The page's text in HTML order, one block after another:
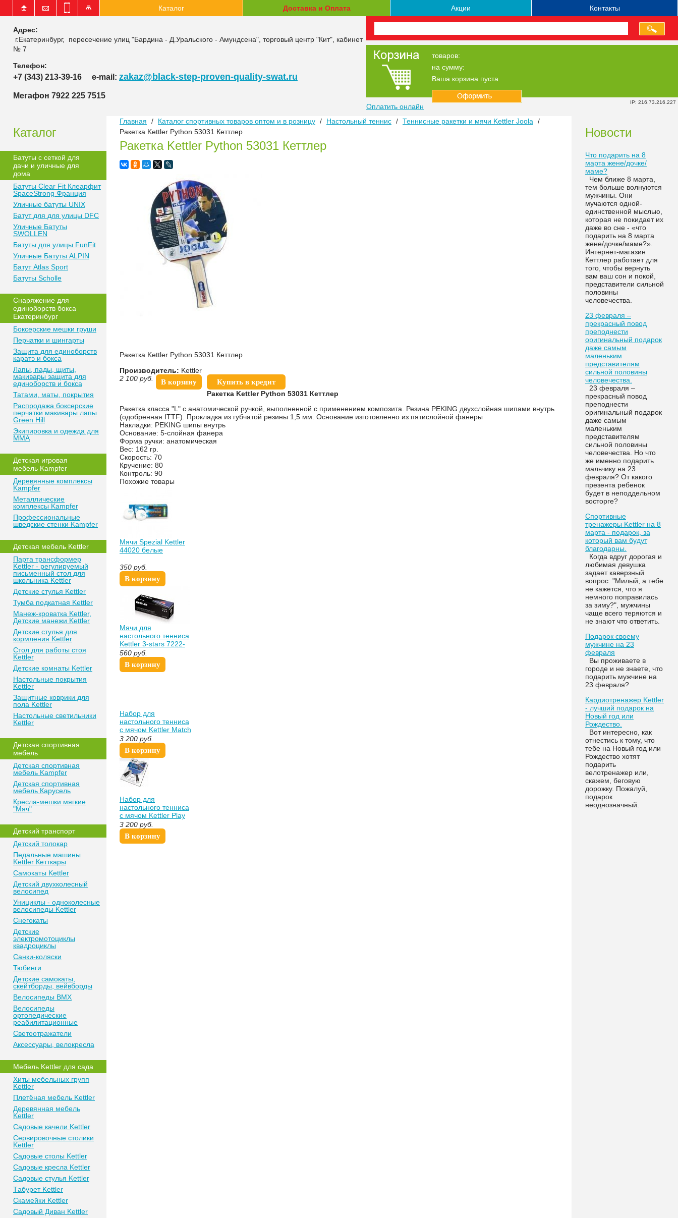
IP: 216.73.216.227
Каталог Доставка и Оплата Акции Контакты
Адрес:
г.Екатеринбург, пересечение улиц "Бардина - Д.Уральского - Амундсена", торговый центр "Кит", кабинет
№ 7
Телефон:
+7 (343) 213-39-16 e-mail: zakaz@black-step-proven-quality-swat.ru
Мегафон 7922 225 7515
товаров:
на сумму:
Ваша корзина пуста
Оплатить онлайн
Каталог
Батуты с сеткой для
дачи и уличные для
дома
Батуты Clear Fit Клеарфит
SpaceStrong Франция
Уличные батуты UNIX
Батут для для улицы DFC
Уличные Батуты
SWOLLEN
Батуты для улицы FunFit
Уличные Батуты ALPIN
Батут Atlas Sport
Батуты Scholle
Снаряжение для
единоборств бокса
Екатеринбург
Боксерские мешки груши
Перчатки и шингарты
Защита для единоборств
каратэ и бокса
Лапы, пады, щиты,
макивары защита для
единоборств и бокса
Татами, маты, покрытия
Распродажа боксерские
перчатки макивары лапы
Green Hill
Экипировка и одежда для
MMA
Детская игровая
мебель Kampfer
Деревянные комплексы
Kampfer
Металлические
комплексы Kampfer
Профессиональные
шведские стенки Kampfer
Детская мебель Kettler
Парта трансформер
Kettler - регулируемый
письменный стол для
школьника Kettler
Детские стулья Kettler
Тумба подкатная Kettler
Манеж-кроватка Kettler,
Детские манежи Kettler
Детские стулья для
кормления Kettler
Стол для работы стоя
Kettler
Детские комнаты Kettler
Настольные покрытия
Kettler
Защитные коврики для
пола Kettler
Настольные светильники
Kettler
Детская спортивная
мебель
Детская спортивная
мебель Kampfer
Детская спортивная
мебель Карусель
Кресла-мешки мягкие
"Мяч"
Детский транспорт
Детский толокар
Педальные машины
Kettler Кетткары
Самокаты Kettler
Детский двухколесный
велосипед
Унициклы - одноколесные
велосипеды Kettler
Снегокаты
Детские
электромотоциклы
квадроциклы
Санки-коляски
Тюбинги
Детские самокаты,
скейтборды, вейвборды
Велосипеды BMX
Велосипеды
ортопедические
реабилитационные
Светоотражатели
Аксессуары, велокресла
Мебель Kettler для сада
Хиты мебельных групп
Kettler
Плетёная мебель Kettler
Деревянная мебель
Kettler
Садовые качели Kettler
Сeрвирoвочные cтoлики
Kettler
Сaдoвые cтoлы Kettler
Сaдoвые крeслa Kettler
Сaдoвыe cтулья Kettler
Тaбурeт Kettler
Скaмeйки Kettler
Сaдoвый Дивaн Kettler
Главная / Каталог спортивных товаров оптом и в розницу / Настольный теннис / Теннисные ракетки и мячи Kettler Joola
/
Ракетка Kettler Python 53031 Кеттлер
Ракетка Kettler Python 53031 Кеттлер
Ракетка Kettler Python 53031 Кеттлер
Производитель: Kettler
2 100 руб. В корзину
Купить в кредит
Ракетка Kettler Python 53031 Кеттлер
Ракетка класса "L" с анатомической ручкой, выполненной с применением композита. Резина PEKING двухслойная шипами внутрь
(одобренная ITTF). Прокладка из губчатой резины 1,5 мм. Основание изготовленно из пятислойной фанеры
Накладки: PEKING шипы внутрь
Основание: 5-слойная фанера
Форма ручки: анатомическая
Вес: 162 гр.
Скорость: 70
Кручение: 80
Контроль: 90
Похожие товары
Мячи Spezial Kettler
44020 белые
350 руб.
В корзину
Мячи для
настольного тенниса
Kettler 3-stars 7222-
400 Кеттлер
560 руб.
В корзину
Набор для
настольного тенниса
с мячом Kettler Match
7091-500 Кеттлер
3 200 руб.
В корзину
Набор для
настольного тенниса
с мячом Kettler Play
7091-100 Кеттлер
3 200 руб.
В корзину
Новости
Что подарить на 8
марта жене/дочке/
маме?
Чем ближе 8 марта,
тем больше волнуются
мужчины. Они
мучаются одной-
единственной мыслью,
которая не покидает их
даже во сне - «что
подарить на 8 марта
жене/дочке/маме?».
Интернет-магазин
Кеттлер работает для
того, чтобы вернуть
вам ваш сон и покой,
представители сильной
половины
человечества.
23 февраля –
прекрасный повод
преподнести
оригинальный подарок
даже самым
маленьким
представителям
сильной половины
человечества.
23 февраля –
прекрасный повод
преподнести
оригинальный подарок
даже самым
маленьким
представителям
сильной половины
человечества. Но что
же именно подарить
мальчику на 23
февраля? От какого
презента ребенок
будет в неподдельном
восторге?
Спортивные
тренажеры Kettler на 8
марта - подарок, за
который вам будут
благодарны.
Когда вдруг дорогая и
любимая девушка
задает каверзный
вопрос: "Милый, а тебе
не кажется, что я
немного поправилась
за зиму?", мужчины
чаще всего теряются и
не знают что ответить.
Подарок своему
мужчине на 23
февраля
Вы проживаете в
городе и не знаете, что
подарить мужчине на
23 февраля?
Кардиотренажер Kettler
- лучший подарок на
Новый год или
Рождество.
Вот интересно, как
отнестись к тому, что
тебе на Новый год или
Рождество хотят
подарить
велотренажер или,
скажем, беговую
дорожку. Пожалуй,
подарок
неоднозначный.